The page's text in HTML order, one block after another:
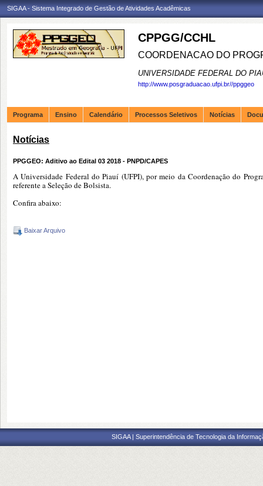
SIGAA - Sistema Integrado de Gestão de Atividades Acadêmicas
CPPGG/CCHL
COORDENACAO DO
UNIVERSIDADE FEDERAL DO
http://www.posgraduacao.ufpi.br//ppggeo
Programa Ensino Calendário Processos Seletivos Notícias
Notícias
PPGGEO: Aditivo ao Edital 03 2018 - PNPD/CAPES
A Universidade Federal do Piauí (UFPI), por meio da Coordenação do
referente a Seleção de Bolsista.
Confira abaixo:
Baixar Arquivo
SIGAA | Superintendência de Tecnologia da